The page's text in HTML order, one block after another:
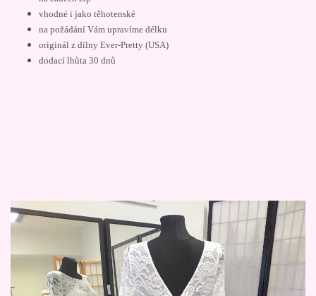
vhodné i jako těhotenské
na požádání Vám upravíme délku
originál z dílny Ever-Pretty (USA)
dodací lhůta 30 dnů